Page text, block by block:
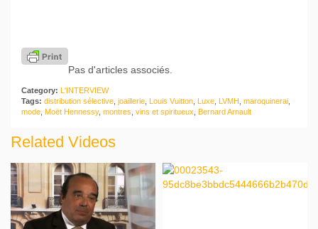
Pas d'articles associés.
Category: L'INTERVIEW
Tags: distribution sélective joaillerie Louis Vuitton Luxe LVMH maroquinerai
mode Moët Hennessy, montres vins et spiritueux Bernard Arnault
Related Videos